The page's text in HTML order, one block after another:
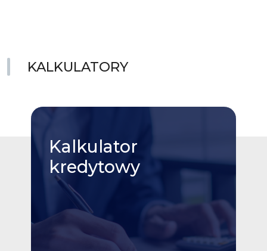
KALKULATORY
Kalkulator
kredytowy